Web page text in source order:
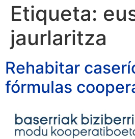
Etiqueta:
jaurlaritza
Rehabitar
fórmulas